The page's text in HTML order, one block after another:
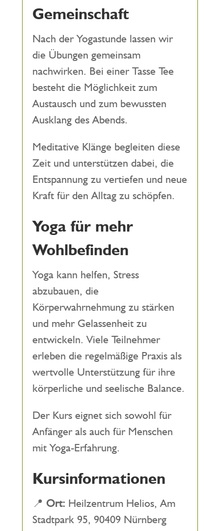
Gemeinschaft
Nach der Yogastunde lassen wir
die Übungen gemeinsam
nachwirken. Bei einer Tasse Tee
besteht die Möglichkeit zum
Austausch und zum bewussten
Ausklang des Abends.
Meditative Klänge begleiten diese
Zeit und unterstützen dabei, die
Entspannung zu vertiefen und neue
Kraft für den Alltag zu schöpfen.
Yoga für mehr
Wohlbefinden
Yoga kann helfen, Stress
abzubauen, die
Körperwahrnehmung zu stärken
und mehr Gelassenheit zu
entwickeln. Viele Teilnehmer
erleben die regelmäßige Praxis als
wertvolle Unterstützung für ihre
körperliche und seelische Balance.
Der Kurs eignet sich sowohl für
Anfänger als auch für Menschen
mit Yoga-Erfahrung.
Kursinformationen
📍 Ort: Heilzentrum Helios, Am
Stadtpark 95, 90409 Nürnberg